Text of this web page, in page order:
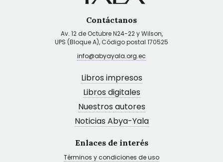
Contáctanos
Av. 12 de Octubre N24-22 y Wilson,
UPS (Bloque A), Código postal 170525
info@abyayala.org.ec
Libros impresos
Libros digitales
Nuestros autores
Noticias Abya-Yala
Enlaces de interés
Términos y condiciones de uso